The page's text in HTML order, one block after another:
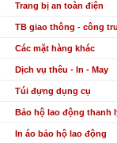
Trang bị an toàn điện
TB giao thông - công
Các mặt hàng khác
Dịch vụ thêu - In - May
Túi đựng dụng cụ
Bảo hộ lao động thanh
In áo bảo hộ lao động